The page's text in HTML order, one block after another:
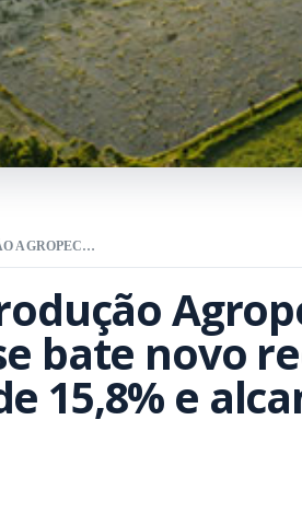
VALOR DA PRODUÇÃO AGROPECUÁRIA CATARINENSE BATE NOVO RECORDE COM AUMENTO DE 15,8% E ALCANÇA R$ 75,1 BILHÕES
bate novo
15,8% e